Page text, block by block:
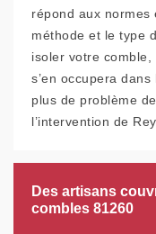
répond aux normes
méthode et le type
isoler votre comble,
s’en occupera dans
plus de problème
l’intervention de
Des artisans
combles 81260